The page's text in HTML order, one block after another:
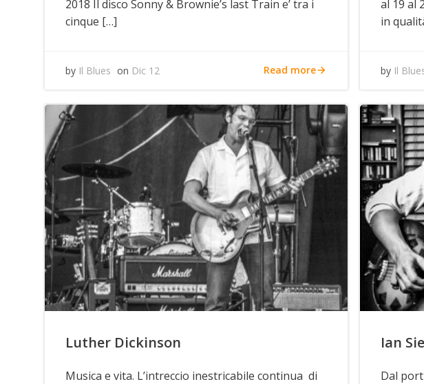
2018 Il disco Sonny & Brownie’s last Train e’ tra i
cinque […]
by Il Blues on Dic 12 Read more
al 19 al
in
by Il
Luther Dickinson
Musica e vita. L’intreccio inestricabile continua di
Ian
Dal